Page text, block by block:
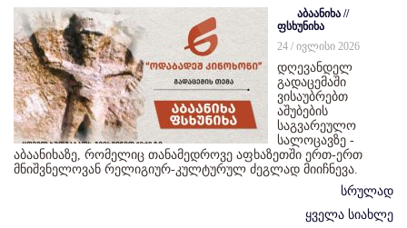
აბაანიხა //
ფსხუნიხა
24 / ივლისი 2026
დღევანდელ
გადაცემაში
ვისაუბრებთ
აშუბების
საგვარეულო
სალოცავზე -
აბაანიხაზე, რომელიც თანამედროვე აფხაზეთში ერთ-ერთ
მნიშვნელოვან რელიგიურ-კულტურულ ძეგლად მიიჩნევა.
სრულად
ყველა სიახლე